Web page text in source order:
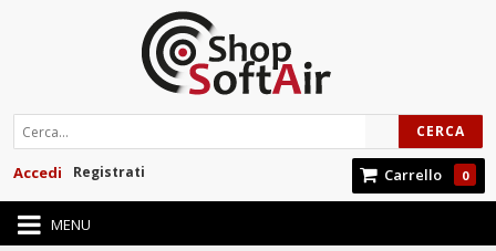
CERCA
Carrello 0
Registrati
Accedi
MENU